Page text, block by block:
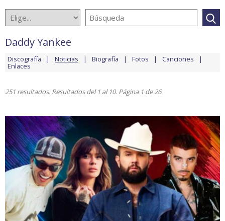
Daddy Yankee
Discografía Noticias Biografía Fotos Canciones
Enlaces
251 resultados. Resultados del 1 al 10. Página 1 de 26